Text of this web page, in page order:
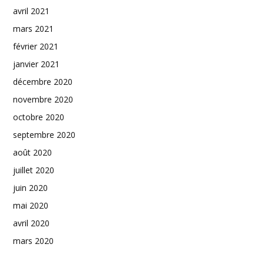
avril 2021
mars 2021
février 2021
janvier 2021
décembre 2020
novembre 2020
octobre 2020
septembre 2020
août 2020
juillet 2020
juin 2020
mai 2020
avril 2020
mars 2020